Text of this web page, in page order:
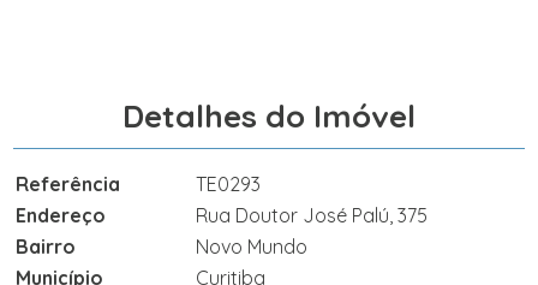
,
r
ó
x
i
Detalhes do Imóvel
Referência
TE0293
Endereço
Rua Doutor José Palú, 375
Bairro
Novo Mundo
Município
Curitiba